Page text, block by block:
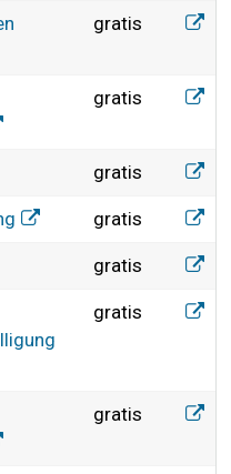
gratis
gratis
gratis
gratis
gratis
gratis
gratis